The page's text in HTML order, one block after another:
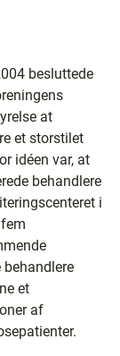
besluttede
at
et storstilet
idéen var, at
behandlere
i
et
af